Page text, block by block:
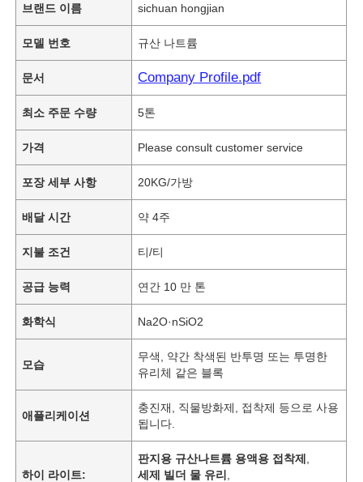
브랜드 이름 sichuan hongjian
모델 번호 규산 나트륨
문서 Company Profile.pdf
최소 주문 수량 5톤
가격 Please consult customer service
포장 세부 사항 20KG/가방
배달 시간 약 4주
지불 조건 티/티
공급 능력 연간 10 만 톤
화학식 Na2O·nSiO2
모습
무색, 약간 착색된 반투명 또는 투명한
유리체 같은 블록
애플리케이션
충진재, 직물방화제, 접착제 등으로 사용
됩니다.
하이 라이트:
판지용 규산나트륨 용액용 접착제
세제 빌더 물 유리